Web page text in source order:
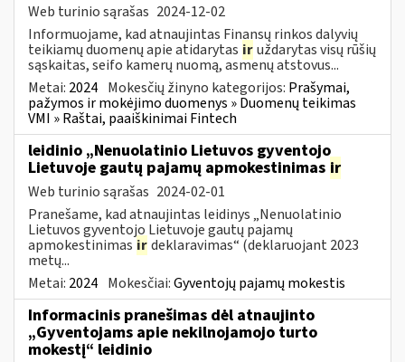
Web turinio sąrašas 2024-12-02
Informuojame, kad atnaujintas Finansų rinkos dalyvių
teikiamų duomenų apie atidarytas iruždarytas visų rūšių
sąskaitas, seifo kamerų nuomą, asmenų atstovus...
Metai: 2024 Mokesčių žinyno kategorijos: Prašymai,
pažymos ir mokėjimo duomenys » Duomenų teikimas
VMI » Raštai, paaiškinimai Fintech
leidinio „Nenuolatinio Lietuvos gyventojo
Lietuvoje gautų pajamų apmokestinimas ir
Web turinio sąrašas 2024-02-01
Pranešame, kad atnaujintas leidinys „Nenuolatinio
Lietuvos gyventojo Lietuvoje gautų pajamų
apmokestinimas irdeklaravimas“ (deklaruojant 2023
metų...
Metai: 2024 Mokesčiai:Gyventojų pajamų mokestis
Informacinis pranešimas dėl atnaujinto
„Gyventojams apie nekilnojamojo turto
mokestį“ leidinio